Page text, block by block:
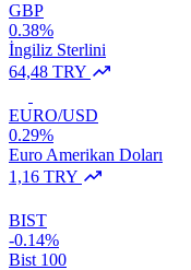
GBP
0.38%
İngiliz Sterlini
64,48 TRY
EURO/USD
0.29%
Euro Amerikan Doları
1,16 TRY
BIST
-0.14%
Bist 100